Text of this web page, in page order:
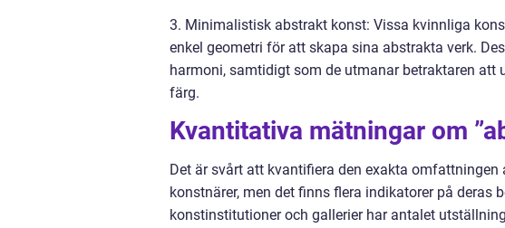
3. Minimalistisk abstrakt konst: Vissa kvinnliga
enkel geometri för att skapa sina abstrakta verk.
harmoni, samtidigt som de utmanar betraktaren
färg.
Kvantitativa mätningar om
Det är svårt att kvantifiera den exakta
konstnärer, men det finns flera indikatorer på deras
konstinstitutioner och gallerier har antalet